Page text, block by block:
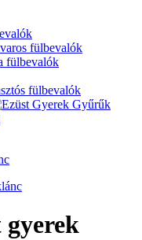
fülbevalók
fülbevalók
fülbevalók
gyerek